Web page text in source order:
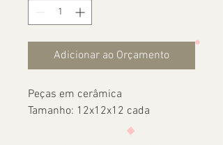
Adicionar ao Orçamento
Peças em cerâmica
Tamanho: 12x12x12 cada